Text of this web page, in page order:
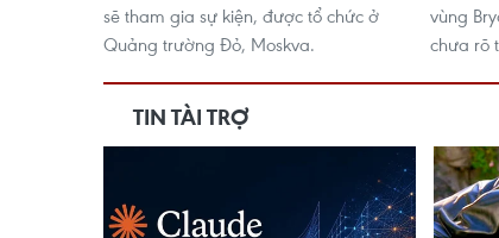
sẽ tham gia sự kiện, được tổ chức ở
Quảng trường Đỏ, Moskva.
vùng
chưa rõ